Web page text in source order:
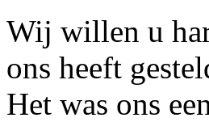
Wij willen u
ons heeft
Het was ons